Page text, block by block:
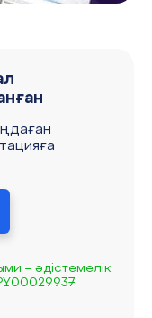
– әдістемелік